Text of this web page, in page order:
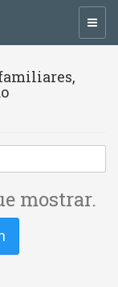
mostrar.